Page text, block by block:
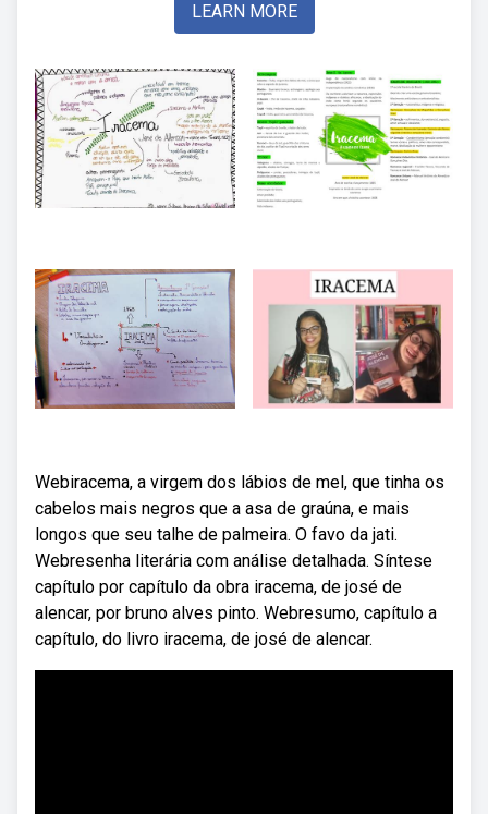
LEARN MORE
Webiracema, a virgem dos lábios de mel, que tinha os
cabelos mais negros que a asa de graúna, e mais
longos que seu talhe de palmeira. O favo da jati.
Webresenha literária com análise detalhada. Síntese
capítulo por capítulo da obra iracema, de josé de
alencar, por bruno alves pinto. Webresumo, capítulo a
capítulo, do livro iracema, de josé de alencar.